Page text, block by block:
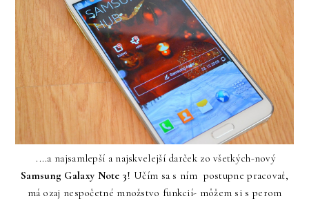
....a najsamlepší a najskvelejší darček zo všetkých-nový
Samsung Galaxy Note 3! Učím sa s ním postupne pracovať,
má ozaj nespočetné množstvo funkcií- môžem si s perom